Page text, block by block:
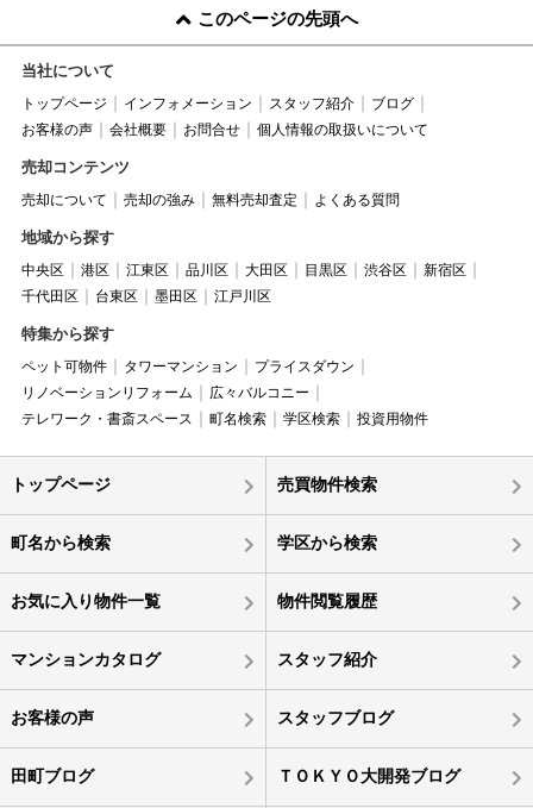
このページの先頭へ
当社について
トップページ インフォメーション スタッフ紹介
ブログ
お客様の声
会社概要 お問合せ 個人情報の取扱いについて
売却コンテンツ
売却について 売却の強み 無料売却査定 よくある質問
地域から探す
中央区 港区 江東区 品川区 大田区 目黒区 渋谷区
新宿区
千代田区
台東区 墨田区 江戸川区
特集から探す
ペット可物件 タワーマンション
プライスダウン
リノベーションリフォーム
広々バルコニー
テレワーク・書斎スペース
町名検索 学区検索 投資用物件
トップページ 売買物件検索
町名から検索 学区から検索
お気に入り物件一覧 物件閲覧履歴
マンションカタログ スタッフ紹介
お客様の声 スタッフブログ
田町ブログ ＴＯＫＹＯ大開発ブログ